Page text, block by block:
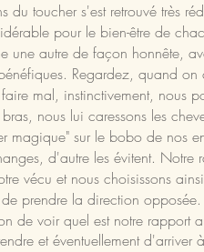
du toucher s'est retrouvé très
pour le bien-être de
une autre de façon honnête,
Regardez, quand on
mal, instinctivement, nous
nous lui caressons les
magique" sur le bobo de nos
d'autre les évitent. Notre
vécu et nous choisissons
prendre la direction opposée.
de voir quel est notre rapport
et éventuellement d'arriver